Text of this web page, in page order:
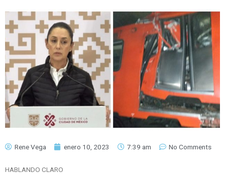
Rene Vega enero 10, 2023 7:39 am No Comments
HABLANDO CLARO